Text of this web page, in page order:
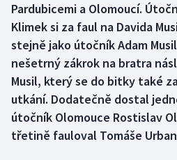
Florbal
Futsal
Golf
Pardubicemi a Olomoucí.
Klimek si za faul na Davida
stejně jako útočník Adam
nešetrný zákrok na bratra
Musil, který se do bitky také
utkání. Dodatečně dostal
útočník Olomouce Rostislav
třetině fauloval Tomáše